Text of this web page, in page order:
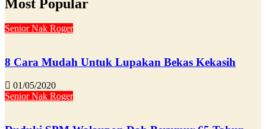
Most Popular
Senior Nak Roger
8 Cara Mudah Untuk Lupakan Bekas Kekasih
01/05/2020
Senior Nak Roger